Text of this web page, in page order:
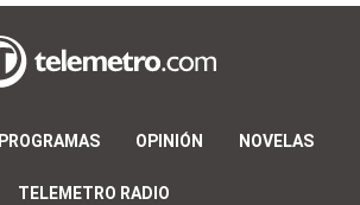
PROGRAMAS OPINIÓN NOVELAS
TELEMETRO RADIO